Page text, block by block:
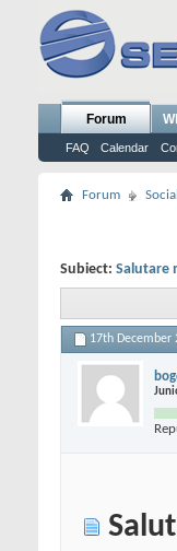
Forum
FAQ Calendar
Forum
Subiect: Salutare
17th December